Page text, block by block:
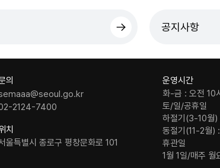
공지사항
의
2124-7400
치
울특별시 종로구 평창문화로 101
운영시간
화-금 : 오전 10
토/일/공휴일
하절기(3-10월)
동절기(11-2월)
휴관일
1월 1일/매주 월